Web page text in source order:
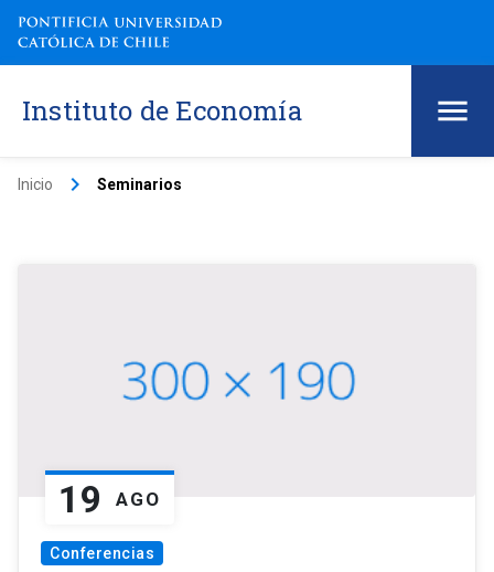
Instituto de Economía
Inicio keyboard_arrow_right Seminarios
19 AGO
Conferencias